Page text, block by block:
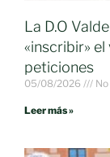
La D.O
«inscribir»
peticiones
05/08/2026
Leer más »